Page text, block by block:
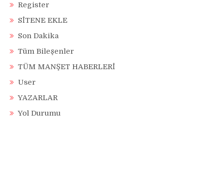
Register
SİTENE EKLE
Son Dakika
Tüm Bileşenler
TÜM MANŞET HABERLERİ
User
YAZARLAR
Yol Durumu